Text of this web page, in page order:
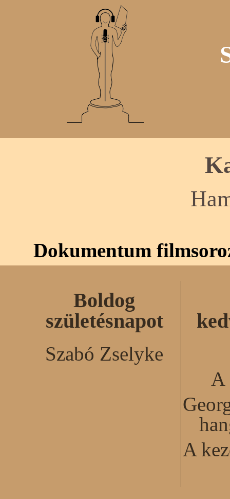
Dokumentum
Boldog
születésnapot
Szabó Zselyke
A
A